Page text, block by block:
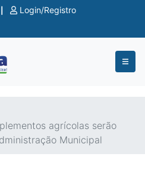
Login/Registro
agrícolas serão
Municipal